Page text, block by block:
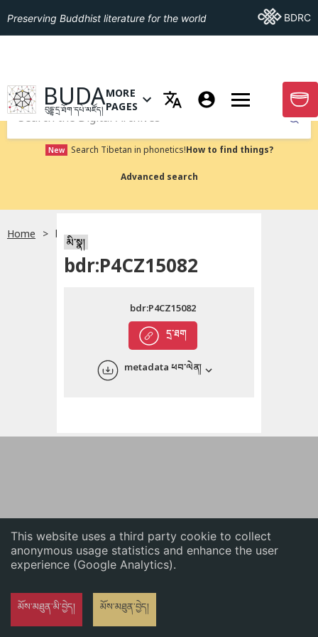
This website uses a third party cookie to collect
anonymous usage statistics and enhance the user
experience (Google Analytics).
མོས་མཐུན་མི་བྱེད། མོས་མཐུན་བྱེད།
English
Preserving Buddhist literature for the world Go ToBDRC
GO TO HOMEPAGE
BUDA
བུདྡྷ་དྲ་ཐོག་དཔེ་མཛོད།
OPEN MENU OF MORE PAGES
MORE
PAGES
GO
Submit
New Search Tibetan in phonetics!How to find things?
Advanced search
Home bdr:P4CZ15082
མི་སྣ།
bdr:P4CZ15082
དྲ་ཐག
bdr:P4CZ15082
metadata ཕབ་ལེན།